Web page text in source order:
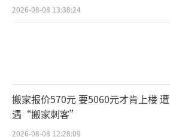
2026-08-08 13:38:24
搬家报价570元 要5060元才肯上楼 遭
遇“搬家刺客”
2026-08-08 12:28:09